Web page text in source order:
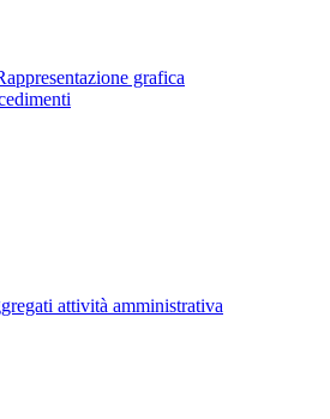
grafica
attività amministrativa